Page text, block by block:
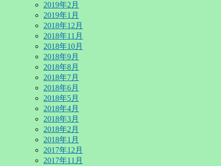
2019年2月
2019年1月
2018年12月
2018年11月
2018年10月
2018年9月
2018年8月
2018年7月
2018年6月
2018年5月
2018年4月
2018年3月
2018年2月
2018年1月
2017年12月
2017年11月